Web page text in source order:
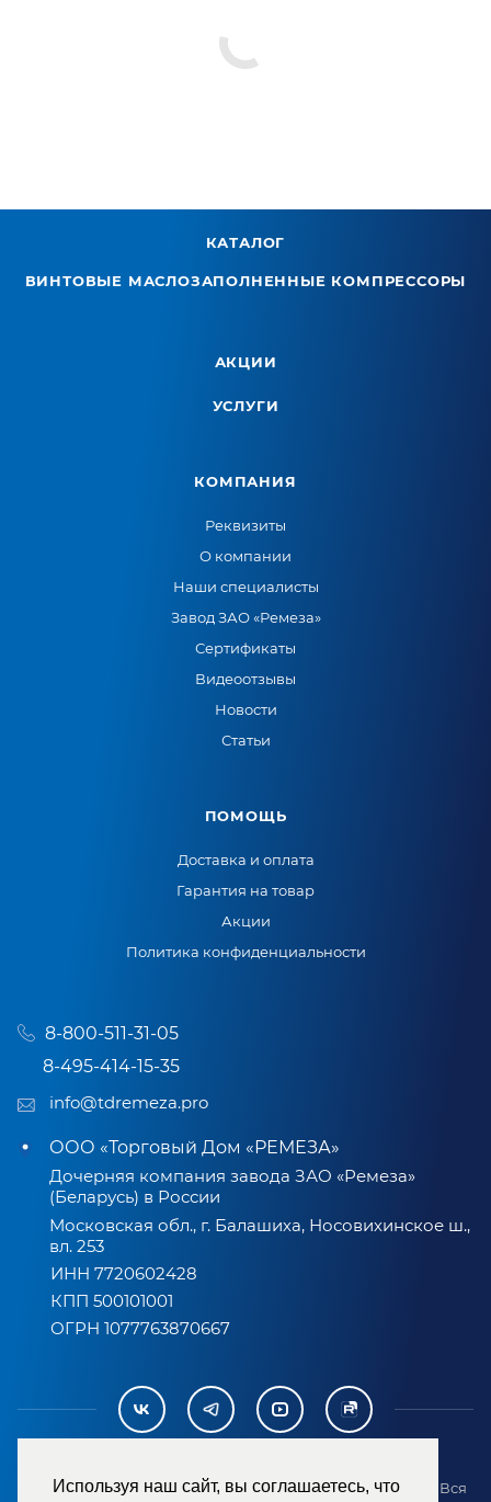
Используя наш сайт, вы соглашаетесь, что
КАТАЛОГ
ВИНТОВЫЕ МАСЛОЗАПОЛНЕННЫЕ КОМПРЕССОРЫ
АКЦИИ
УСЛУГИ
КОМПАНИЯ
Реквизиты
О компании
Наши специалисты
Завод ЗАО «Ремеза»
Сертификаты
Видеоотзывы
Новости
Статьи
ПОМОЩЬ
Доставка и оплата
Гарантия на товар
Акции
Политика конфиденциальности
8-800-511-31-05
8-495-414-15-35
info@tdremeza.pro
ООО «Торговый Дом «РЕМЕЗА»
Дочерняя компания завода ЗАО «Ремеза»
(Беларусь) в России
Московская обл., г. Балашиха, Носовихинское ш.,
вл. 253
ИНН 7720602428
КПП 500101001
ОГРН 1077763870667
2007-2026 © ООО «ТД «РЕМЕЗА». Все права защищены. Вся